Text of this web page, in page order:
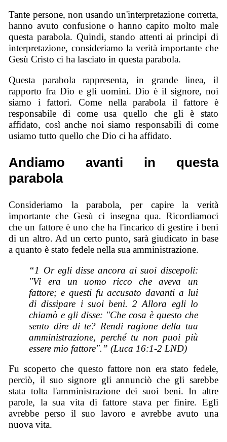
Tante persone, non usando un'interpretazione corretta,
hanno avuto confusione o hanno capito molto male
questa parabola. Quindi, stando attenti ai principi di
interpretazione, consideriamo la verità importante che
Gesù Cristo ci ha lasciato in questa parabola.
Questa parabola rappresenta, in grande linea, il
rapporto fra Dio e gli uomini. Dio è il signore, noi
siamo i fattori. Come nella parabola il fattore è
responsabile di come usa quello che gli è stato
affidato, così anche noi siamo responsabili di come
usiamo tutto quello che Dio ci ha affidato.
Andiamo avanti in questa
parabola
Consideriamo la parabola, per capire la verità
importante che Gesù ci insegna qua. Ricordiamoci
che un fattore è uno che ha l'incarico di gestire i beni
di un altro. Ad un certo punto, sarà giudicato in base
a quanto è stato fedele nella sua amministrazione.
“1 Or egli disse ancora ai suoi discepoli:
"Vi era un uomo ricco che aveva un
fattore; e questi fu accusato davanti a lui
di dissipare i suoi beni. 2 Allora egli lo
chiamò e gli disse: "Che cosa è questo che
sento dire di te? Rendi ragione della tua
amministrazione, perché tu non puoi più
essere mio fattore".” (Luca 16:1-2 LND)
Fu scoperto che questo fattore non era stato fedele,
perciò, il suo signore gli annunciò che gli sarebbe
stata tolta l'amministrazione dei suoi beni. In altre
parole, la sua vita di fattore stava per finire. Egli
avrebbe perso il suo lavoro e avrebbe avuto una
nuova vita.